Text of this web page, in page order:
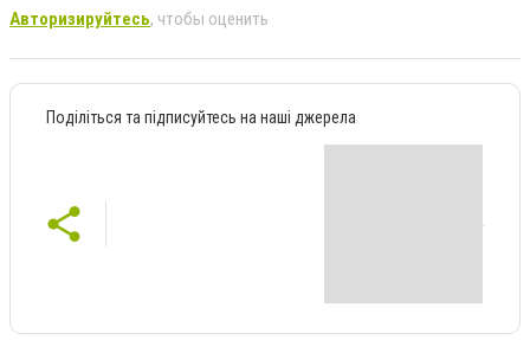
Авторизируйтесь, чтобы оценить
Поділіться та підписуйтесь на наші джерела